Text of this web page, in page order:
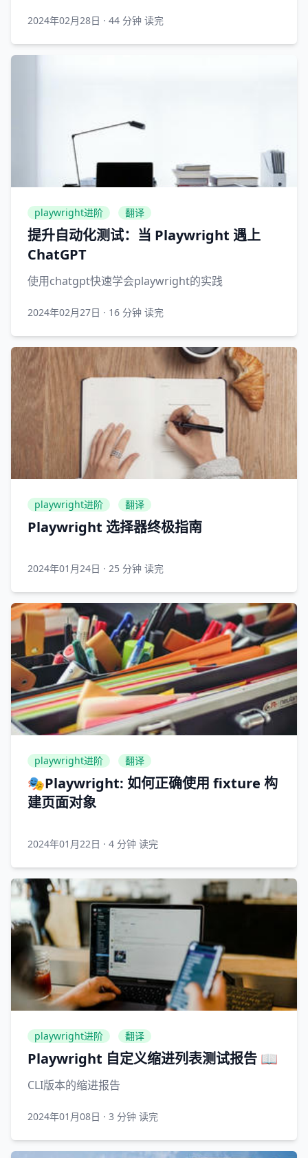
2024年02月28日 · 44 分钟 读完
playwright进阶 翻译
提升自动化测试：当 Playwright 遇上
ChatGPT
使用chatgpt快速学会playwright的实践
2024年02月27日 · 16 分钟 读完
playwright进阶 翻译
Playwright 选择器终极指南
2024年01月24日 · 25 分钟 读完
playwright进阶 翻译
🎭Playwright: 如何正确使用 fixture 构
建页面对象
2024年01月22日 · 4 分钟 读完
playwright进阶 翻译
Playwright 自定义缩进列表测试报告 📖
CLI版本的缩进报告
2024年01月08日 · 3 分钟 读完